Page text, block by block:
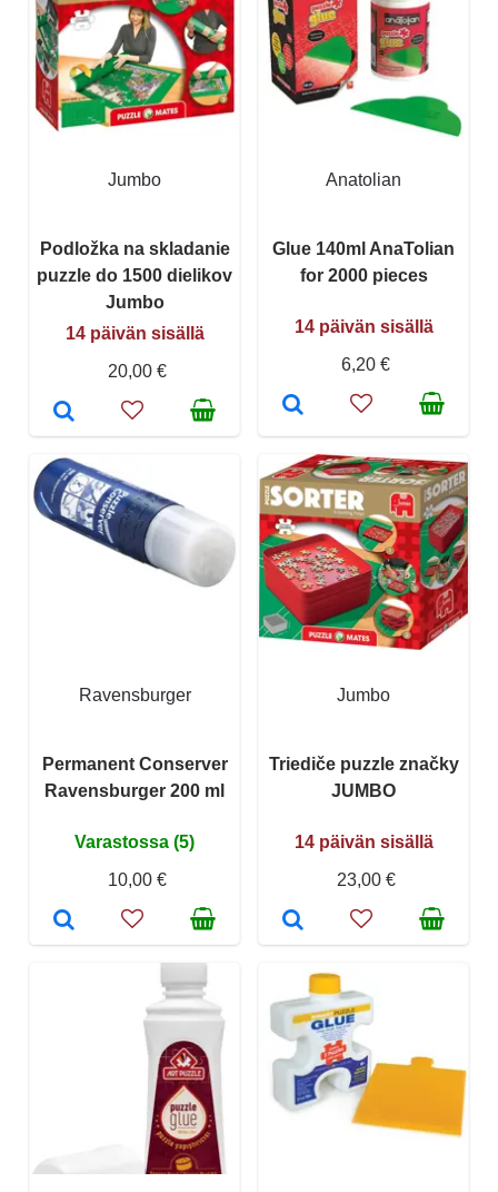
Jumbo
Podložka na skladanie
puzzle do 1500 dielikov
Jumbo
14 päivän sisällä
20,00 €
Anatolian
Glue 140ml AnaTolian
for 2000 pieces
14 päivän sisällä
6,20 €
Ravensburger
Permanent Conserver
Ravensburger 200 ml
Varastossa (5)
10,00 €
Jumbo
Triediče puzzle značky
JUMBO
14 päivän sisällä
23,00 €